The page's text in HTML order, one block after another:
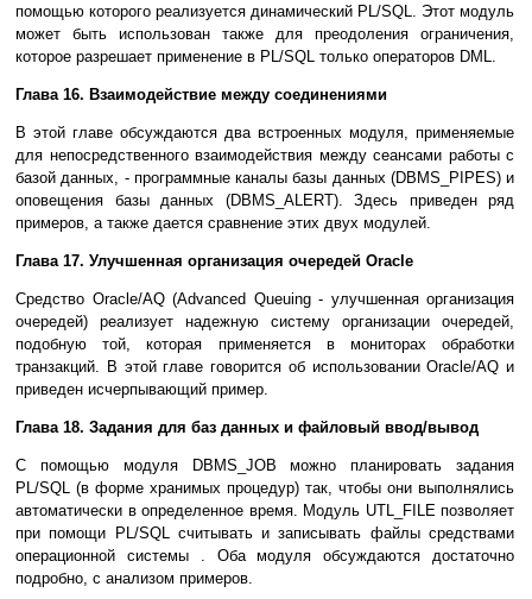
помощью которого реализуется динамический PL/SQL. Этот модуль
может быть использован также для преодоления ограничения,
которое разрешает применение в PL/SQL только операторов DML.
Глава 16. Взаимодействие между соединениями
В этой главе обсуждаются два встроенных модуля, применяемые
для непосредственного взаимодействия между сеансами работы с
базой данных, - программные каналы базы данных (DBMS_PIPES) и
оповещения базы данных (DBMS_ALERT). Здесь приведен ряд
примеров, а также дается сравнение этих двух модулей.
Глава 17. Улучшенная организация очередей Oracle
Средство Oracle/AQ (Advanced Queuing - улучшенная организация
очередей) реализует надежную систему организации очередей,
подобную той, которая применяется в мониторах обработки
транзакций. В этой главе говорится об использовании Oracle/AQ и
приведен исчерпывающий пример.
Глава 18. Задания для баз данных и файловый ввод/вывод
С помощью модуля DBMS_JOB можно планировать задания
PL/SQL (в форме хранимых процедур) так, чтобы они выполнялись
автоматически в определенное время. Модуль UTL_FILE позволяет
при помощи PL/SQL считывать и записывать файлы средствами
операционной системы . Оба модуля обсуждаются достаточно
подробно, с анализом примеров.